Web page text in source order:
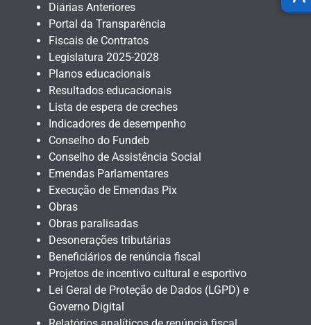
Diárias Anteriores
Portal da Transparência
Fiscais de Contratos
Legislatura 2025-2028
Planos educacionais
Resultados educacionais
Lista de espera de creches
Indicadores de desempenho
Conselho do Fundeb
Conselho de Assistência Social
Emendas Parlamentares
Execução de Emendas Pix
Obras
Obras paralisadas
Desonerações tributárias
Beneficiários de renúncia fiscal
Projetos de incentivo cultural e esportivo
Lei Geral de Proteção de Dados (LGPD) e
Governo Digital